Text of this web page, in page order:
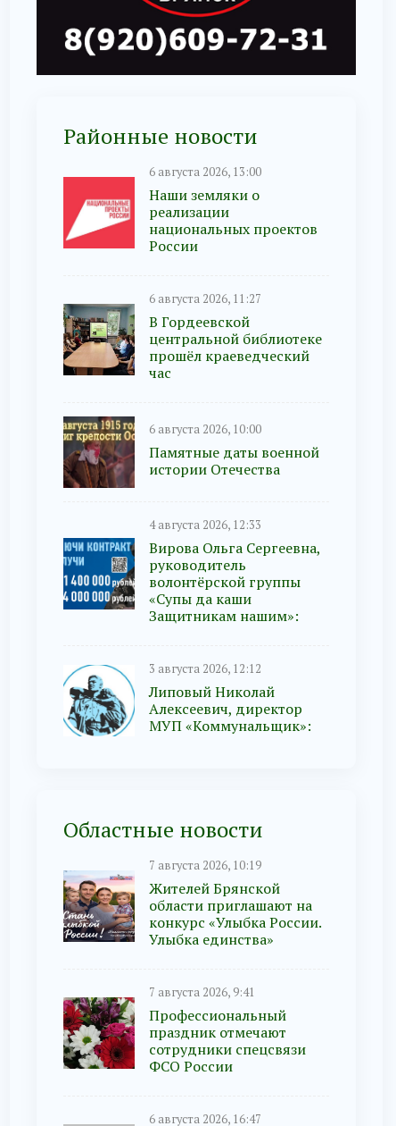
Районные новости
6 августа 2026, 13:00
Наши земляки о
реализации
национальных проектов
России
6 августа 2026, 11:27
В Гордеевской
центральной библиотеке
прошёл краеведческий
час
6 августа 2026, 10:00
Памятные даты военной
истории Отечества
4 августа 2026, 12:33
Вирова Ольга Сергеевна,
руководитель
волонтёрской группы
«Супы да каши
Защитникам нашим»:
3 августа 2026, 12:12
Липовый Николай
Алексеевич, директор
МУП «Коммунальщик»:
Областные новости
7 августа 2026, 10:19
Жителей Брянской
области приглашают на
конкурс «Улыбка России.
Улыбка единства»
7 августа 2026, 9:41
Профессиональный
праздник отмечают
сотрудники спецсвязи
ФСО России
6 августа 2026, 16:47